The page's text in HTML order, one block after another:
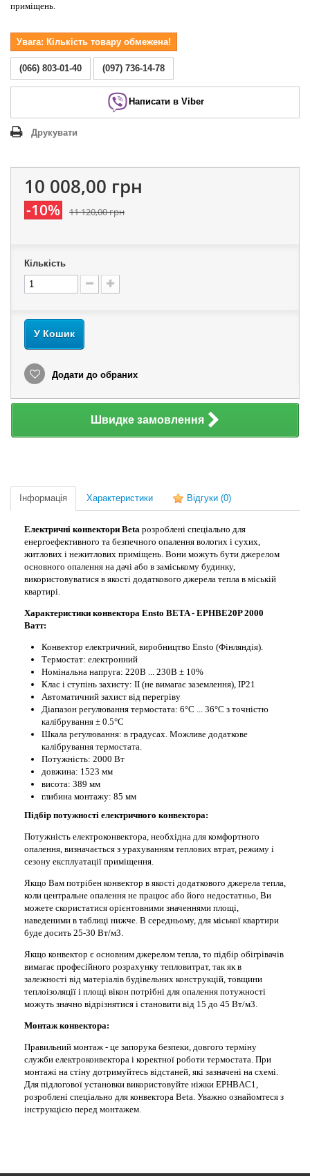
приміщень.
Увага: Кількість товару обмежена!
(066) 803-01-40 (097) 736-14-78
Написати в Viber
Друкувати
10 008,00 грн
-10% 11 120,00 грн
Кількість
У Кошик
Додати до обраних
Швидке замовлення
Інформація Характеристики Відгуки (0)
Електричні конвектори Beta розроблені спеціально для
енергоефективного та безпечного опалення вологих і сухих,
житлових і нежитлових приміщень. Вони можуть бути джерелом
основного опалення на дачі або в заміському будинку,
використовуватися в якості додаткового джерела тепла в міській
квартирі.
Характеристики конвектора Ensto BETA - EPHBE20P 2000
Ватт:
Конвектор електричний, виробництво Ensto (Фінляндія).
Термостат: електронний
Номінальна напруга: 220В ... 230В ± 10%
Клас і ступінь захисту: II (не вимагає заземлення), IP21
Автоматичний захист від перегріву
Діапазон регулювання термостата: 6°С ... 36°С з точністю
калібрування ± 0.5°С
Шкала регулювання: в градусах. Можливе додаткове
калібрування термостата.
Потужність: 2000 Вт
довжина: 1523 мм
висота: 389 мм
глибина монтажу: 85 мм
Підбір потужності електричного конвектора:
Потужність електроконвектора, необхідна для комфортного
опалення, визначається з урахуванням теплових втрат, режиму і
сезону експлуатації приміщення.
Якщо Вам потрібен конвектор в якості додаткового джерела тепла,
коли центральне опалення не працює або його недостатньо, Ви
можете скористатися орієнтовними значеннями площі,
наведеними в таблиці нижче. В середньому, для міської квартири
буде досить 25-30 Вт/м3.
Якщо конвектор є основним джерелом тепла, то підбір обігрівачів
вимагає професійного розрахунку тепловитрат, так як в
залежності від матеріалів будівельних конструкцій, товщини
теплоізоляції і площі вікон потрібні для опалення потужності
можуть значно відрізнятися і становити від 15 до 45 Вт/м3.
Монтаж конвектора:
Правильний монтаж - це запорука безпеки, довгого терміну
служби електроконвектора і коректної роботи термостата. При
монтажі на стіну дотримуйтесь відстаней, які зазначені на схемі.
Для підлогової установки використовуйте ніжки EPHBAC1,
розроблені спеціально для конвектора Beta. Уважно ознайомтеся з
інструкцією перед монтажем.